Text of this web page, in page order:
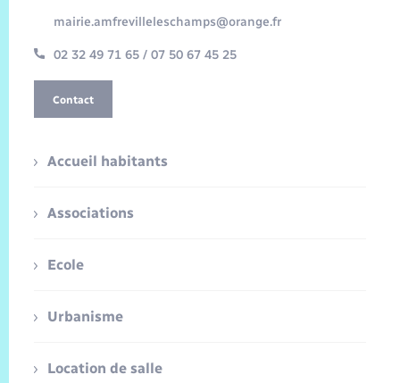
mairie.amfrevilleleschamps@orange.fr
02 32 49 71 65 / 07 50 67 45 25
Contact
Accueil habitants
Associations
Ecole
Urbanisme
Location de salle